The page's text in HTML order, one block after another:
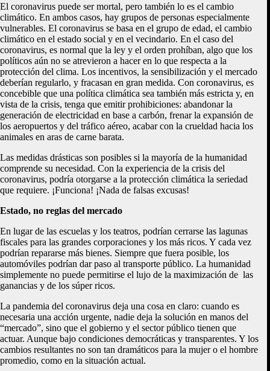
El coronavirus puede ser mortal, pero también lo es el cambio
climático. En ambos casos, hay grupos de personas especialmente
vulnerables. El coronavirus se basa en el grupo de edad, el cambio
climático en el estado social y en el vecindario. En el caso del
coronavirus, es normal que la ley y el orden prohíban, algo que los
políticos aún no se atrevieron a hacer en lo que respecta a la
protección del clima. Los incentivos, la sensibilización y el mercado
deberían regularlo, y fracasan en gran medida. Con coronavirus, es
concebible que una política climática sea también más estricta y, en
vista de la crisis, tenga que emitir prohibiciones: abandonar la
generación de electricidad en base a carbón, frenar la expansión de
los aeropuertos y del tráfico aéreo, acabar con la crueldad hacia los
animales en aras de carne barata.
Las medidas drásticas son posibles si la mayoría de la humanidad
comprende su necesidad. Con la experiencia de la crisis del
coronavirus, podría otorgarse a la protección climática la seriedad
que requiere. ¡Funciona! ¡Nada de falsas excusas!
Estado, no reglas del mercado
En lugar de las escuelas y los teatros, podrían cerrarse las lagunas
fiscales para las grandes corporaciones y los más ricos. Y cada vez
podrían repararse más bienes. Siempre que fuera posible, los
automóviles podrían dar paso al transporte público. La humanidad
simplemente no puede permitirse el lujo de la maximización de las
ganancias y de los súper ricos.
La pandemia del coronavirus deja una cosa en claro: cuando es
necesaria una acción urgente, nadie deja la solución en manos del
“mercado”, sino que el gobierno y el sector público tienen que
actuar. Aunque bajo condiciones democráticas y transparentes. Y los
cambios resultantes no son tan dramáticos para la mujer o el hombre
promedio, como en la situación actual.